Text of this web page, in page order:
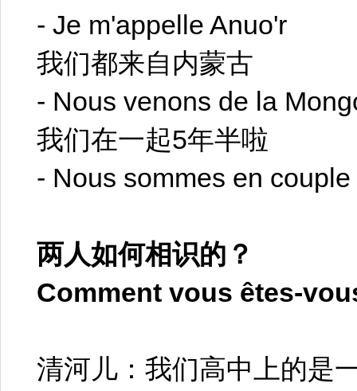
- Je m'appelle Anuo'r
我们都来自内蒙古
- Nous venons de la
我们在一起5年半啦
- Nous sommes en
两人如何相识的？
Comment vous êtes-
清河儿：我们高中上的是